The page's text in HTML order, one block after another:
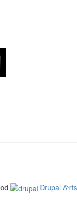
Drupal ᐬrts